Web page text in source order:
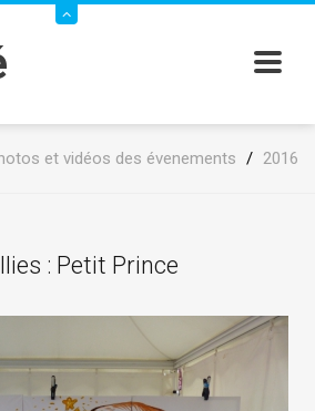
et vidéos des évenements / 2016
: Petit Prince